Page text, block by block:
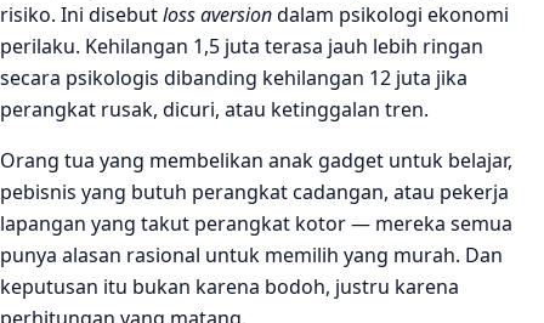
risiko. Ini disebutloss aversiondalam psikologi ekonomi
perilaku. Kehilangan 1,5 juta terasa jauh lebih ringan
secara psikologis dibanding kehilangan 12 juta jika
perangkat rusak, dicuri, atau ketinggalan tren.
Orang tua yang membelikan anak gadget untuk belajar,
pebisnis yang butuh perangkat cadangan, atau pekerja
lapangan yang takut perangkat kotor — mereka semua
punya alasan rasional untuk memilih yang murah. Dan
keputusan itu bukan karena bodoh, justru karena